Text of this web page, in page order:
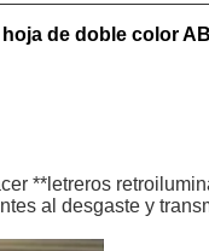
de doble color
**letreros
al desgaste y